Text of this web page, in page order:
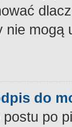
nie
do
po